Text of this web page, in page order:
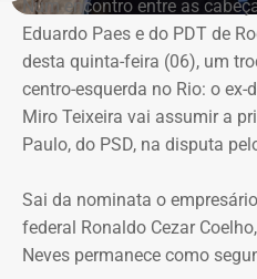
Joel de Oliveira Suhett Filho
assessor-chefe de Assuntos
Militar;
Henrique Gustavo dos
pedido, do cargo de
Secretaria de Infraestrutura e
Nomeações
homeopática
O Ministério Público (MPRJ),
ações civis públicas e
relativos a agentes públicos
foram identificadas diversas
em processos nos quais
interessada ou ré.
Durante uma busca e
prefeita de Magé, foram
processuais com treinos de
Num encontro entre as
Eduardo Paes e do PDT de
desta quinta-feira (06), um
centro-esquerda no Rio: o
Miro Teixeira vai assumir a
Paulo, do PSD, na disputa
Sai da nominata o
federal Ronaldo Cezar
Neves permanece como